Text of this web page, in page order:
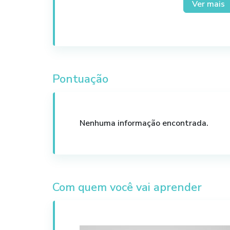
• O que muda na operação de compra e
• Emissão da NFe, NFCe e CTe com os
• Dentre outros aspectos gerais
Ver mais
Pontuação
Nenhuma informação encontrada.
Com quem você vai aprender